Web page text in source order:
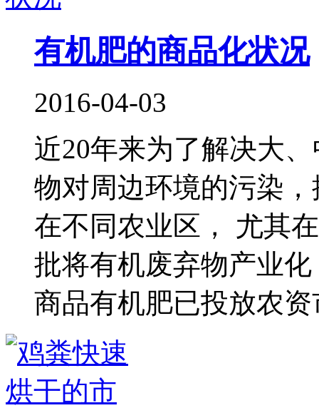
有机肥的商品化状况
2016-04-03
近20年来为了解决大
物对周边环境的污染
在不同农业区， 尤其
批将有机废弃物产业
商品有机肥已投放农资